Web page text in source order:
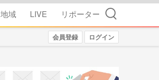
地域 LIVE リポーター 検索
会員登録 ログイン